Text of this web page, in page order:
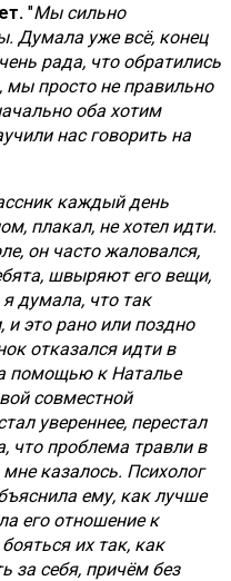
"Мы сильно
Думала уже всё, конец
рада, что обратились
просто не правильно
оба хотим
нас говорить на
каждый день
плакал, не хотел идти.
он часто жаловался,
швыряют его вещи,
думала, что так
это рано или поздно
отказался идти в
помощью к Наталье
совместной
увереннее, перестал
что проблема травли в
казалось. Психолог
ему, как лучше
его отношение к
их так, как
за себя, причём без